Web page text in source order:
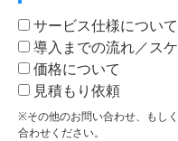
サービス仕様について
導入までの流れ／ス
価格について
見積もり依頼
※その他のお問い合わせ、もし
合わせください。